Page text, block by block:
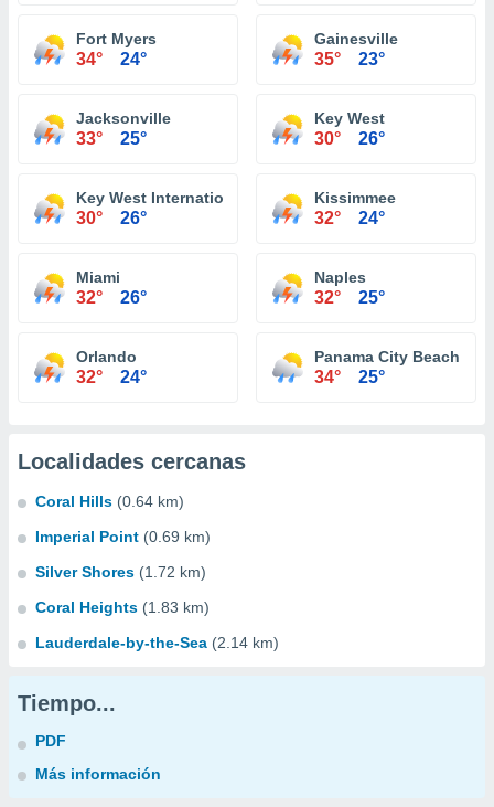
Fort Myers
34° 24°
Gainesville
35° 23°
Jacksonville
33° 25°
Key West
30° 26°
Key West International Airport
30° 26°
Kissimmee
32° 24°
Miami
32° 26°
Naples
32° 25°
Orlando
32° 24°
Panama City Beach
34° 25°
Localidades cercanas
Coral Hills (0.64 km)
Imperial Point (0.69 km)
Silver Shores (1.72 km)
Coral Heights (1.83 km)
Lauderdale-by-the-Sea (2.14 km)
Tiempo...
PDF
Más información